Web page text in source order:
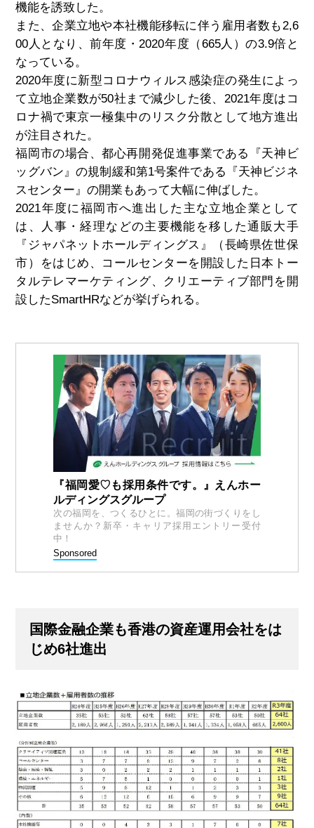
機能を誘致した。
また、企業立地や本社機能移転に伴う雇用者数も2,6
00人となり、前年度・2020年度（665人）の3.9倍と
なっている。
2020年度に新型コロナウィルス感染症の発生によっ
て立地企業数が50社まで減少した後、2021年度はコ
ロナ禍で東京一極集中のリスク分散として地方進出
が注目された。
福岡市の場合、都心再開発促進事業である『天神ビ
ッグバン』の規制緩和第1号案件である『天神ビジネ
スセンター』の開業もあって大幅に伸ばした。
2021年度に福岡市へ進出した主な立地企業として
は、人事・経理などの主要機能を移した通販大手
『ジャパネットホールディングス』（長崎県佐世保
市）をはじめ、コールセンターを開設した日本トー
タルテレマーケティング、クリエーティブ部門を開
設したSmartHRなどが挙げられる。
『福岡愛♡も採用条件です。』えんホー
ルディングスグループ
次の福岡を、つくるひとに。福岡の街づくりをし
ませんか？新卒・キャリア採用エントリー受付
中！
Sponsored
国際金融企業も香港の資産運用会社をは
じめ6社進出